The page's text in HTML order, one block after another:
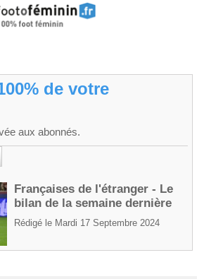
de votre
aux abonnés.
Françaises de l'étranger - Le
bilan de la semaine dernière
Rédigé le Mardi 17 Septembre 2024